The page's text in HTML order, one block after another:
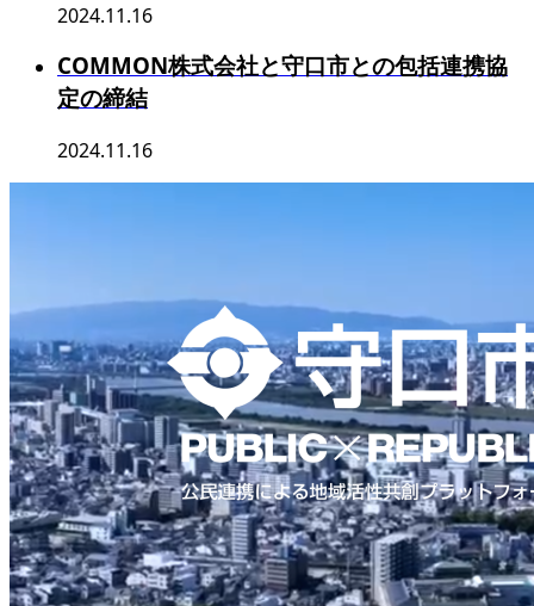
2024.11.16
COMMON株式会社と守口市との包括連携協
定の締結
2024.11.16